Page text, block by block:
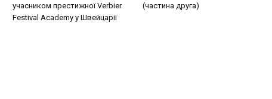
учасником престижної Verbier
Festival Academy у Швейцарії
(частина друга)